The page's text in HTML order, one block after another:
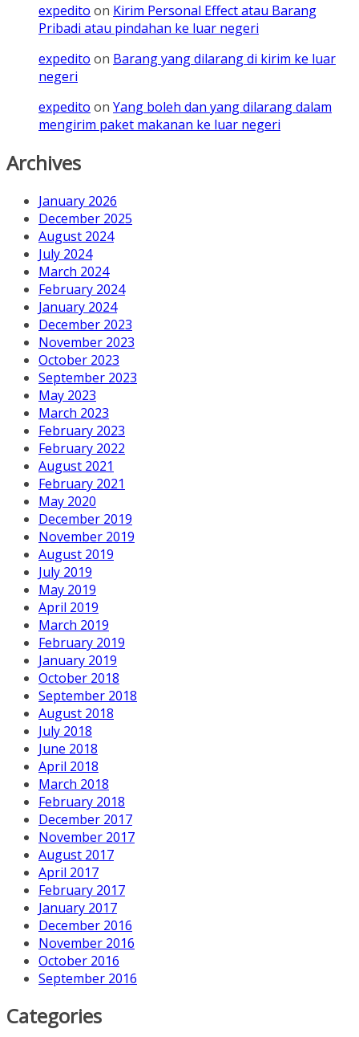
expedito on Kirim Personal Effect atau Barang
Pribadi atau pindahan ke luar negeri
expedito on Barang yang dilarang di kirim ke luar
negeri
expedito on Yang boleh dan yang dilarang dalam
mengirim paket makanan ke luar negeri
Archives
January 2026
December 2025
August 2024
July 2024
March 2024
February 2024
January 2024
December 2023
November 2023
October 2023
September 2023
May 2023
March 2023
February 2023
February 2022
August 2021
February 2021
May 2020
December 2019
November 2019
August 2019
July 2019
May 2019
April 2019
March 2019
February 2019
January 2019
October 2018
September 2018
August 2018
July 2018
June 2018
April 2018
March 2018
February 2018
December 2017
November 2017
August 2017
April 2017
February 2017
January 2017
December 2016
November 2016
October 2016
September 2016
Categories